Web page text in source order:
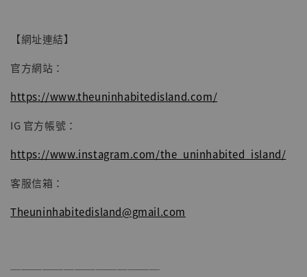
【網址連結】
官方網站：
https://www.theuninhabitedisland.com/
IG 官方帳號：
https://www.instagram.com/the_uninhabited_island/
客服信箱：
Theuninhabitedisland@gmail.com
──────────────